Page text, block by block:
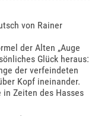
von Rainer
der Alten „Auge
Glück heraus:
der verfeindeten
Kopf ineinander.
Zeiten des Hasses